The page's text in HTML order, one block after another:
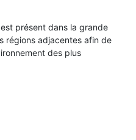
présent dans la grande
régions adjacentes afin de
des plus